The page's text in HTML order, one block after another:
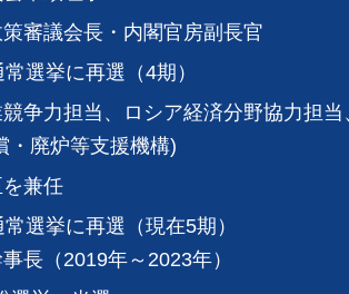
審議会長・内閣官房副長官
選挙に再選（4期）
争力担当、ロシア経済分野協力担
・廃炉等支援機構)
兼任
選挙に再選（現在5期）
長（2019年～2023年）